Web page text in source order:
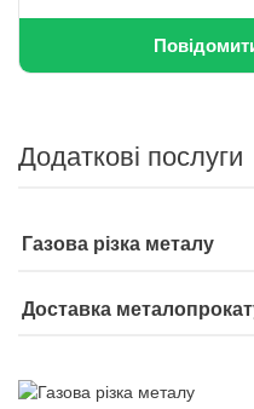
Додаткові послуги
Газова різка металу
Доставка